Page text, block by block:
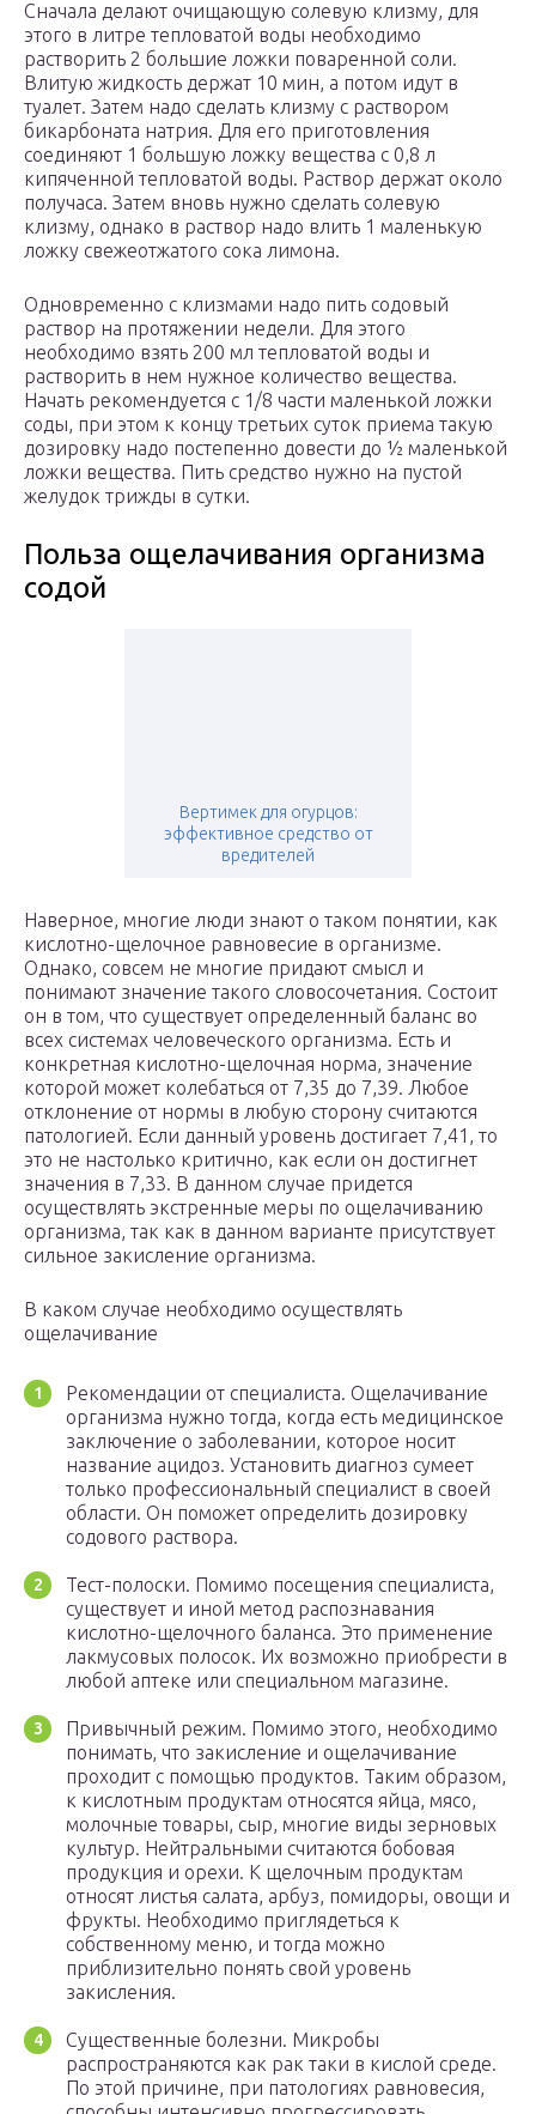
Сначала делают очищающую солевую клизму, для
этого в литре тепловатой воды необходимо
растворить 2 большие ложки поваренной соли.
Влитую жидкость держат 10 мин, а потом идут в
туалет. Затем надо сделать клизму с раствором
бикарбоната натрия. Для его приготовления
соединяют 1 большую ложку вещества с 0,8 л
кипяченной тепловатой воды. Раствор держат около
получаса. Затем вновь нужно сделать солевую
клизму, однако в раствор надо влить 1 маленькую
ложку свежеотжатого сока лимона.
Одновременно с клизмами надо пить содовый
раствор на протяжении недели. Для этого
необходимо взять 200 мл тепловатой воды и
растворить в нем нужное количество вещества.
Начать рекомендуется с 1/8 части маленькой ложки
соды, при этом к концу третьих суток приема такую
дозировку надо постепенно довести до ½ маленькой
ложки вещества. Пить средство нужно на пустой
желудок трижды в сутки.
Польза ощелачивания организма
содой
Вертимек для огурцов:
эффективное средство от
вредителей
Наверное, многие люди знают о таком понятии, как
кислотно-щелочное равновесие в организме.
Однако, совсем не многие придают смысл и
понимают значение такого словосочетания. Состоит
он в том, что существует определенный баланс во
всех системах человеческого организма. Есть и
конкретная кислотно-щелочная норма, значение
которой может колебаться от 7,35 до 7,39. Любое
отклонение от нормы в любую сторону считаются
патологией. Если данный уровень достигает 7,41, то
это не настолько критично, как если он достигнет
значения в 7,33. В данном случае придется
осуществлять экстренные меры по ощелачиванию
организма, так как в данном варианте присутствует
сильное закисление организма.
В каком случае необходимо осуществлять
ощелачивание
Рекомендации от специалиста. Ощелачивание
организма нужно тогда, когда есть медицинское
заключение о заболевании, которое носит
название ацидоз. Установить диагноз сумеет
только профессиональный специалист в своей
области. Он поможет определить дозировку
содового раствора.
Тест-полоски. Помимо посещения специалиста,
существует и иной метод распознавания
кислотно-щелочного баланса. Это применение
лакмусовых полосок. Их возможно приобрести в
любой аптеке или специальном магазине.
Привычный режим. Помимо этого, необходимо
понимать, что закисление и ощелачивание
проходит с помощью продуктов. Таким образом,
к кислотным продуктам относятся яйца, мясо,
молочные товары, сыр, многие виды зерновых
культур. Нейтральными считаются бобовая
продукция и орехи. К щелочным продуктам
относят листья салата, арбуз, помидоры, овощи и
фрукты. Необходимо приглядеться к
собственному меню, и тогда можно
приблизительно понять свой уровень
закисления.
Существенные болезни. Микробы
распространяются как рак таки в кислой среде.
По этой причине, при патологиях равновесия,